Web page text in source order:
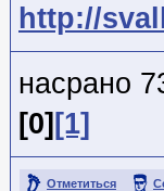
http://
насрано
[0] [1]
Отметиться